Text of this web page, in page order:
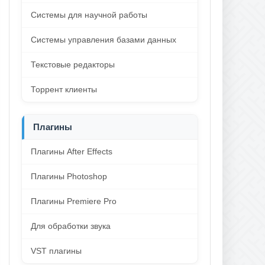
Системы для научной работы
Системы управления базами данных
Текстовые редакторы
Торрент клиенты
Плагины
Плагины After Effects
Плагины Photoshop
Плагины Premiere Pro
Для обработки звука
VST плагины